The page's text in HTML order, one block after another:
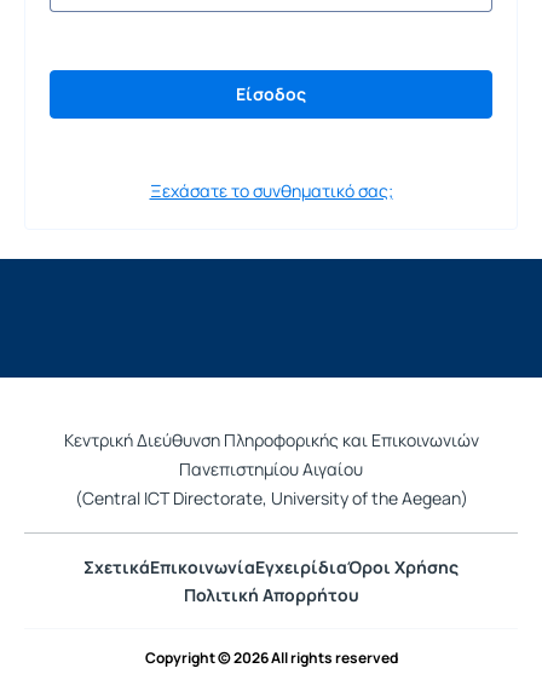
Ξεχάσατε το συνθηματικό σας;
Κεντρική Διεύθυνση Πληροφορικής και Επικοινωνιών
Πανεπιστημίου Αιγαίου
(Central ICT Directorate, University of the Aegean)
ΣχετικάΕπικοινωνίαΕγχειρίδιαΌροι Χρήσης
Πολιτική Απορρήτου
Copyright © 2026 All rights reserved